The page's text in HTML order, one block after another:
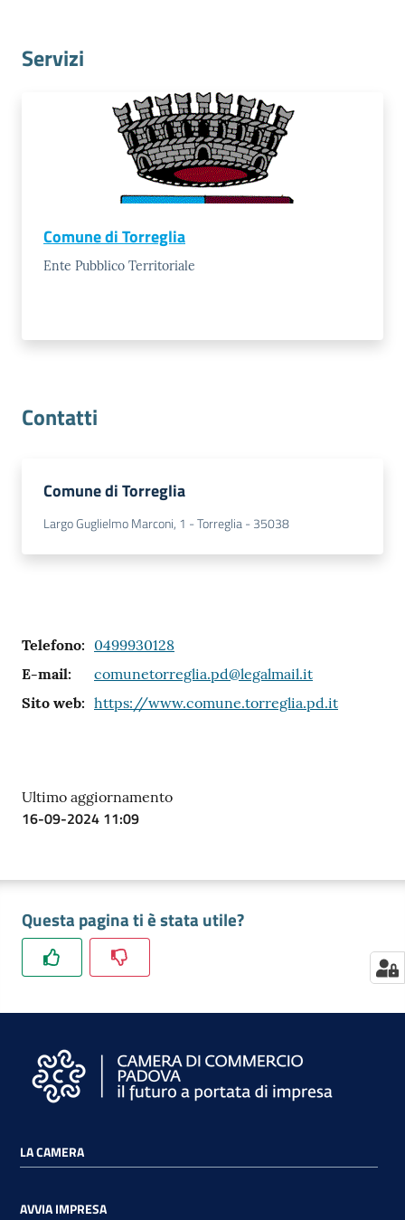
Impresa
Prenota
Contatti
tter
Sala
Seguici
Servizi
Comune di Torreglia
Ente Pubblico Territoriale
Contatti
Comune di Torreglia
Largo Guglielmo Marconi, 1 - Torreglia - 35038
Telefono: 0499930128
E-mail:
comunetorreglia.pd@legalmail.it
Sito web: https://www.comune.torreglia.pd.it
Ultimo aggiornamento
16-09-2024 11:09
Questa pagina ti è stata utile?
LA CAMERA
AVVIA IMPRESA